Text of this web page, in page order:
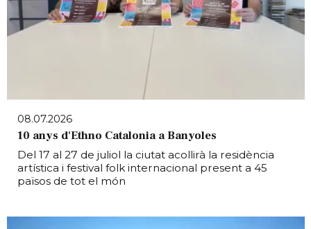
08.07.2026
10 anys d'Ethno Catalonia a Banyoles
Del 17 al 27 de juliol la ciutat acollirà la residència
artística i festival folk internacional present a 45
països de tot el món